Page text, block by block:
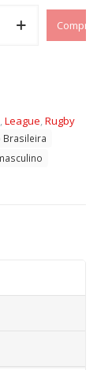
Comprar
,League,Rugby
Brasileira